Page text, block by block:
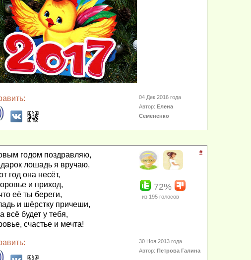
04 Дек 2016 года
Автор: Елена
Семененко
годом поздравляю,
лошадь я вручаю,
год она несёт,
и приход,
её ты береги,
и шёрстку причеши,
всё будет у тебя,
счастье и мечта!
#
72%
из 195 голосов
30 Ноя 2013 года
Автор: Петрова Галина